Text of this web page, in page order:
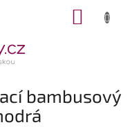
bambusový